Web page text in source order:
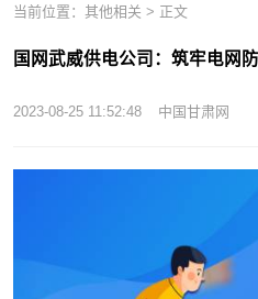
当前位置： 其他相关 > 正文
国网武威供电公司：筑牢电网
2023-08-25 11:52:48 中国甘肃网